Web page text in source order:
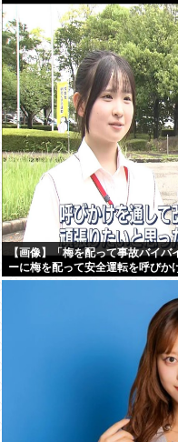
【画像】「梅を配って事故バイバ
ーに梅を配って安全運転を呼びか